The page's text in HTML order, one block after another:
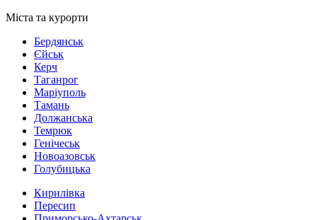
Міста та курорти
Бердянськ
Єйськ
Керч
Таганрог
Маріуполь
Тамань
Должанська
Темрюк
Генічеськ
Новоазовськ
Голубицька
Кирилівка
Пересип